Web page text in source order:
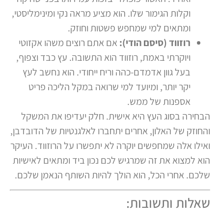
וקלות הגימור שלו. הוא מציע מראה נקי ומינימליסטי,
ומתאים למי שמחפש פשטות וחוזק.
רוזווד (סיסם הודי):אם אתם רוצים משהו אקזוטי
ויוקרתי באמת, רוזווד הוא התשובה. עץ כבד וצפוף,
בעל גוון אדמדם-כהה וריח ייחודי. הוא נחשב לעץ
יקר יותר, ומיועד למי שרואה במקל הליכה פריט
אספנות של ממש.
הבחירה בסוג העץ היא אישית. חלק יעדיפו את המשקל
והחוזק של האלון, אחרים יתחברו לאלגנטיות של הדובדבן,
ואילו אלה שמחפשים יוקרה לא יתפשרו על הרוזווד. העיקר
הוא למצוא את זה שמרגיש לכם נכון ביד ומתאים לאישיות
שלכם. אחרי הכל, הוא הולך להיות השותף הנאמן שלכם.
שאלות ותשובות: